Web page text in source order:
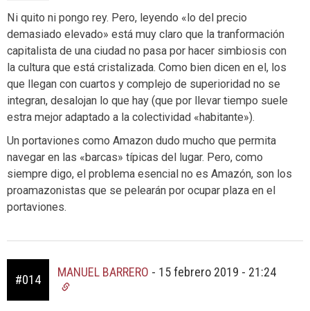
Ni quito ni pongo rey. Pero, leyendo «lo del precio
demasiado elevado» está muy claro que la tranformación
capitalista de una ciudad no pasa por hacer simbiosis con
la cultura que está cristalizada. Como bien dicen en el, los
que llegan con cuartos y complejo de superioridad no se
integran, desalojan lo que hay (que por llevar tiempo suele
estra mejor adaptado a la colectividad «habitante»).
Un portaviones como Amazon dudo mucho que permita
navegar en las «barcas» típicas del lugar. Pero, como
siempre digo, el problema esencial no es Amazón, son los
proamazonistas que se pelearán por ocupar plaza en el
portaviones.
#014
MANUEL BARRERO - 15 febrero 2019 - 21:24